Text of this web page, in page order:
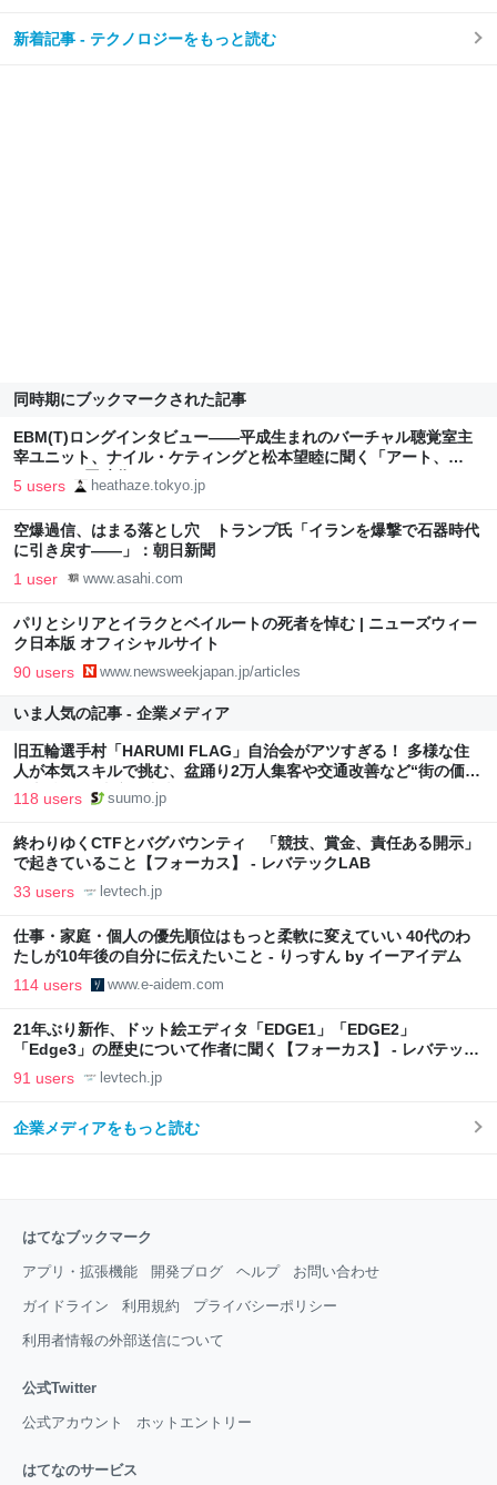
新着記事 - テクノロジーをもっと読む
同時期にブックマークされた記事
EBM(T)ロングインタビュー――平成生まれのバーチャル聴覚室主
宰ユニット、ナイル・ケティングと松本望睦に聞く「アート、
TOKYO、同時代」
5 users heathaze.tokyo.jp
空爆過信、はまる落とし穴 トランプ氏「イランを爆撃で石器時代
に引き戻す――」：朝日新聞
1 user www.asahi.com
パリとシリアとイラクとベイルートの死者を悼む | ニューズウィー
ク日本版 オフィシャルサイト
90 users www.newsweekjapan.jp/articles
いま人気の記事 - 企業メディア
旧五輪選手村「HARUMI FLAG」自治会がアツすぎる！ 多様な住
人が本気スキルで挑む、盆踊り2万人集客や交通改善など“街の価値
向上”戦略 東京・中央区
118 users suumo.jp
終わりゆくCTFとバグバウンティ 「競技、賞金、責任ある開示」
で起きていること【フォーカス】 - レバテックLAB
33 users levtech.jp
仕事・家庭・個人の優先順位はもっと柔軟に変えていい 40代のわ
たしが10年後の自分に伝えたいこと - りっすん by イーアイデム
114 users www.e-aidem.com
21年ぶり新作、ドット絵エディタ「EDGE1」「EDGE2」
「Edge3」の歴史について作者に聞く【フォーカス】 - レバテック
LAB
91 users levtech.jp
企業メディアをもっと読む
はてなブックマーク
アプリ・拡張機能 開発ブログ ヘルプ お問い合わせ
ガイドライン 利用規約 プライバシーポリシー
利用者情報の外部送信について
公式Twitter
公式アカウント ホットエントリー
はてなのサービス